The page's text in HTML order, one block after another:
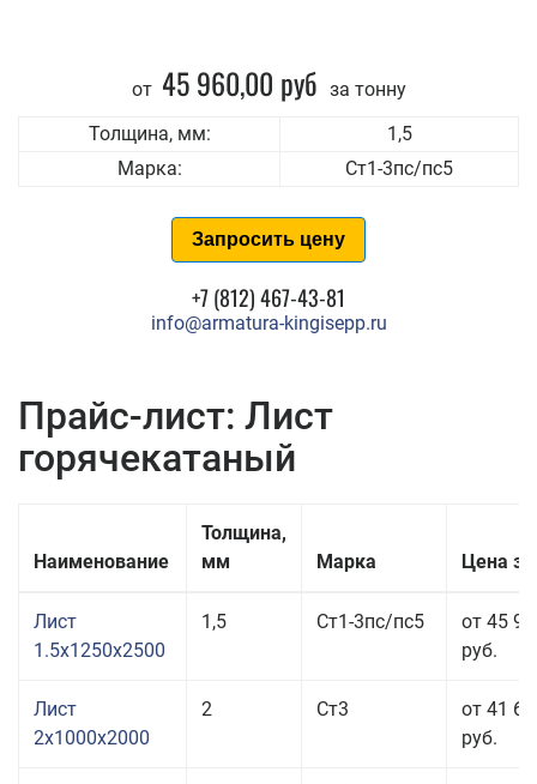
от 45 960,00 руб за тонну
Толщина, мм:
1,5
Марка:
Ст1-3пс/пс5
Запросить цену
+7 (812) 467-43-81
info@armatura-kingisepp.ru
Прайс-лист: Лист
горячекатаный
Наименование
Толщина,
мм
Марка Цена за
Лист
1.5x1250x2500
1,5 Ст1-3пс/пс5
от 45
руб.
Лист
2x1000x2000
2 Ст3
от 41
руб.